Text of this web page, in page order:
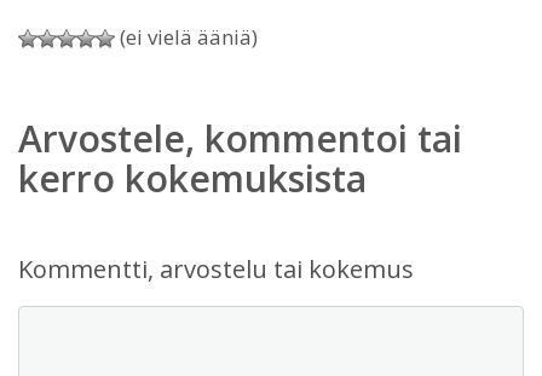
(ei vielä ääniä)
Arvostele, kommentoi tai
kerro kokemuksista
Kommentti, arvostelu tai kokemus